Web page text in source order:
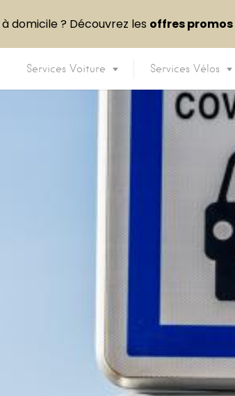
Services Voiture Services Vélos
à domicile ? Découvrez les offres promos